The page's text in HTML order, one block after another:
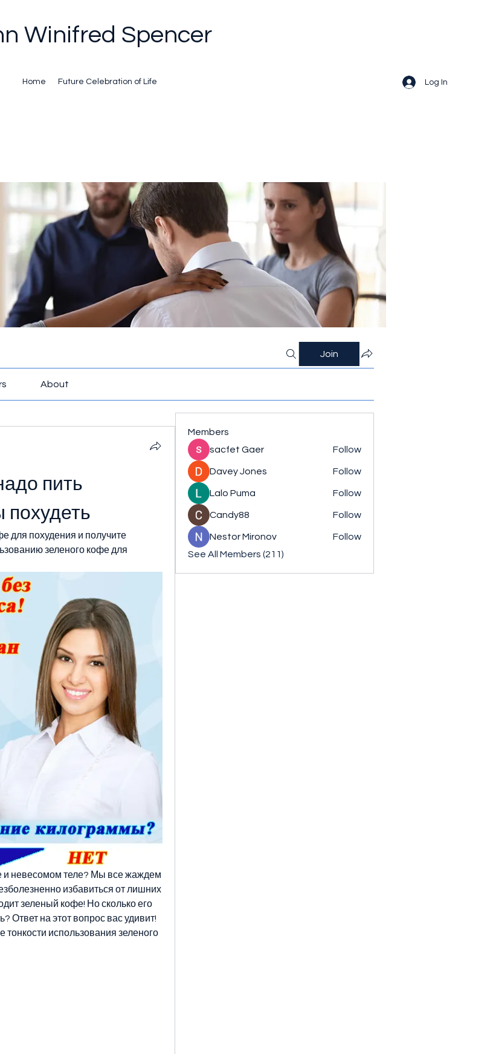
Winifred Spencer
Home Future Celebration of Life Log In
Join
About
пить
для похудения и получите
зеленого кофе для
и невесомом теле? Мы все жаждем
избавиться от лишних
зеленый кофе! Но сколько его
Ответ на этот вопрос вас удивит!
тонкости использования зеленого
Members
sacfet Gaer
Follow
Davey Jones Follow
Lalo Puma Follow
Candy88 Follow
Nestor Mironov
Follow
See All Members (211)